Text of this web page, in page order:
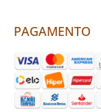
PAGAMENTO